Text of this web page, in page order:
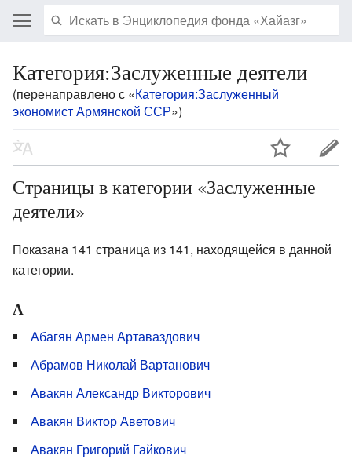
Категория:Заслуженные деятели
(перенаправлено с «Категория:Заслуженный
экономист Армянской ССР»)
Страницы в категории «Заслуженные
деятели»
Показана 141 страница из 141, находящейся в данной
категории.
А
Абагян Армен Артаваздович
Абрамов Николай Вартанович
Авакян Александр Викторович
Авакян Виктор Аветович
Авакян Григорий Гайкович